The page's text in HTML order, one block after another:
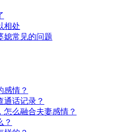
相处
媳常见的问题
感情？
通话记录？
怎么融合夫妻感情？
？